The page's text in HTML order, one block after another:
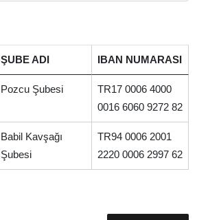
ŞUBE ADI IBAN NUMARASI
Pozcu Şubesi
TR17 0006 4000
0016 6060 9272 82
Babil Kavşağı
Şubesi
TR94 0006 2001
2220 0006 2997 62